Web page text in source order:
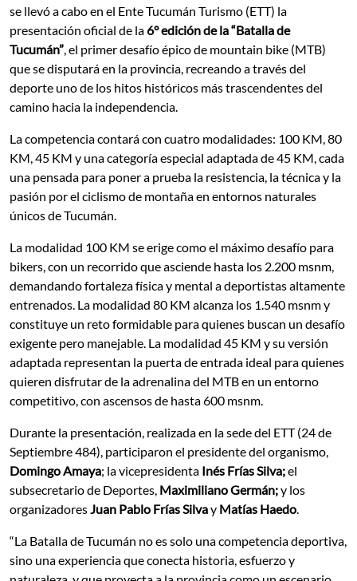
se llevó a cabo en el Ente Tucumán Turismo (ETT) la
presentación oficial de la 6° edición de la “Batalla de
Tucumán”, el primer desafío épico de mountain bike (MTB)
que se disputará en la provincia, recreando a través del
deporte uno de los hitos históricos más trascendentes del
camino hacia la independencia.
La competencia contará con cuatro modalidades: 100 KM, 80
KM, 45 KM y una categoría especial adaptada de 45 KM, cada
una pensada para poner a prueba la resistencia, la técnica y la
pasión por el ciclismo de montaña en entornos naturales
únicos de Tucumán.
La modalidad 100 KM se erige como el máximo desafío para
bikers, con un recorrido que asciende hasta los 2.200 msnm,
demandando fortaleza física y mental a deportistas altamente
entrenados. La modalidad 80 KM alcanza los 1.540 msnm y
constituye un reto formidable para quienes buscan un desafío
exigente pero manejable. La modalidad 45 KM y su versión
adaptada representan la puerta de entrada ideal para quienes
quieren disfrutar de la adrenalina del MTB en un entorno
competitivo, con ascensos de hasta 600 msnm.
Durante la presentación, realizada en la sede del ETT (24 de
Septiembre 484), participaron el presidente del organismo,
Domingo Amaya; la vicepresidenta Inés Frías Silva;el
subsecretario de Deportes, Maximiliano Germán;y los
organizadoresJuan Pablo Frías Silvay Matías Haedo.
“La Batalla de Tucumán no es solo una competencia deportiva,
sino una experiencia que conecta historia, esfuerzo y